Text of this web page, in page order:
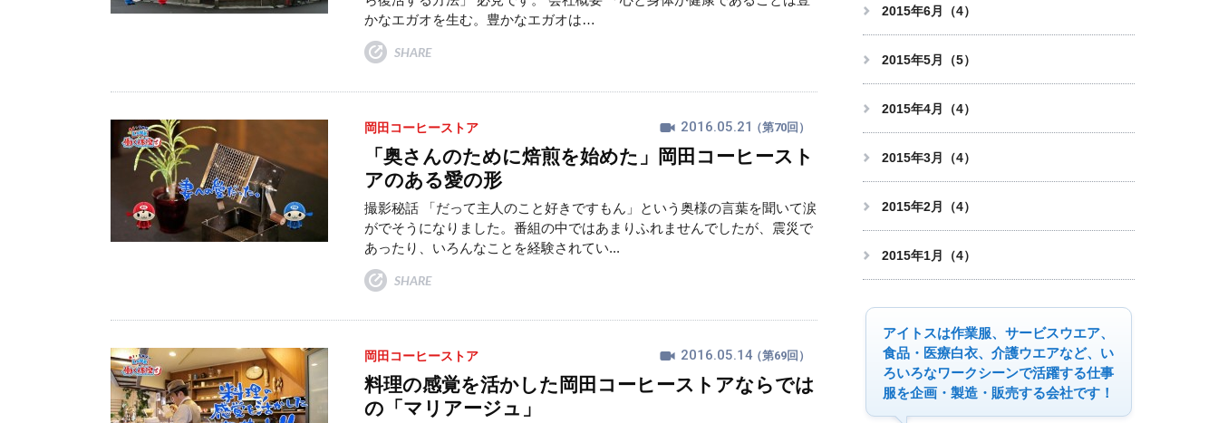
かなエガオを生む。豊かなエガオは…
SHARE
岡田コーヒーストア 2016.05.21 （第70回）
「奥さんのために焙煎を始めた」岡田コーヒースト
アのある愛の形
撮影秘話 「だって主人のこと好きですもん」という奥様の言葉を聞いて涙
がでそうになりました。番組の中ではあまりふれませんでしたが、震災で
あったり、いろんなことを経験されてい...
SHARE
岡田コーヒーストア 2016.05.14（第69回）
料理の感覚を活かした岡田コーヒーストアならでは
の「マリアージュ」
2015年6月（4）
2015年5月（5）
2015年4月（4）
2015年3月（4）
2015年2月（4）
2015年1月（4）
アイトスは作業服、サービスウエア、
食品・医療白衣、介護ウエアなど、い
ろいろなワークシーンで活躍する仕事
服を企画・製造・販売する会社です！